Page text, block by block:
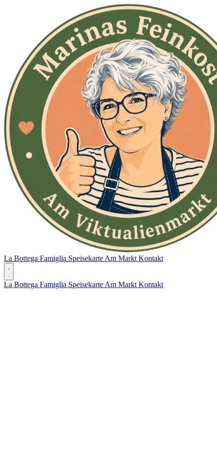
La Bottega Famiglia Speisekarte Am Markt Kontakt
La Bottega Famiglia Speisekarte Am Markt Kontakt